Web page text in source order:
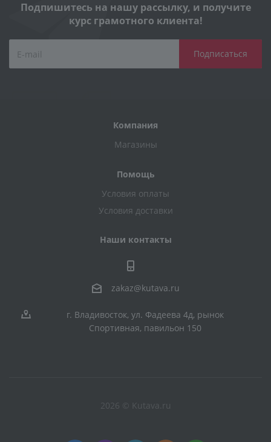
Подпишитесь на нашу рассылку, и получите
курс грамотного клиента!
Компания
Магазины
Помощь
Условия оплаты
Условия доставки
Наши контакты
zakaz@kutava.ru
г. Владивосток, ул. Фадеева 4д, рынок
Спортивная, павильон 150
2026 © Kutava.ru